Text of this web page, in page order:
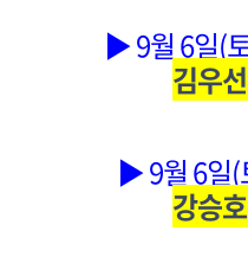
▶ 9월 6일(
김우
▶ 9월 6일(
강승